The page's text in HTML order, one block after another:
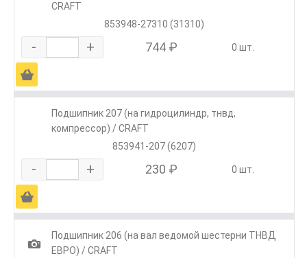
CRAFT
853948-27310 (31310)
- + 744 ₽ 0 шт.
Ä
Подшипник 207 (на гидроцилиндр, тнвд,
компрессор) / CRAFT
853941-207 (6207)
- + 230 ₽ 0 шт.
Ä
1
Подшипник 206 (на вал ведомой шестерни ТНВД
ЕВРО) / CRAFT